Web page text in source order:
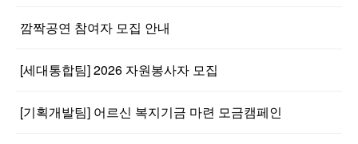
깜짝공연 참여자 모집 안내
[세대통합팀] 2026 자원봉사자 모집
[기획개발팀] 어르신 복지기금 마련 모금캠페인